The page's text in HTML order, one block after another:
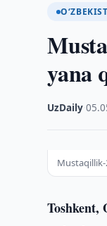
yana
UzDaily ·